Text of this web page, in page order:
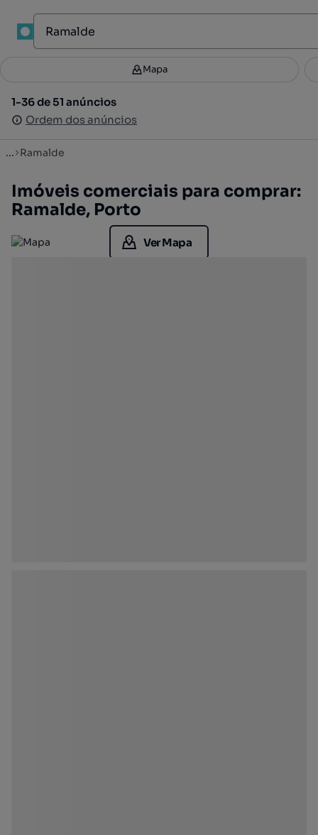
Filtros 2
1-36 de 51 anúncios
Ordem dos anúncios
Mapa
1-36 de 51 anúncios
Ordem dos anúncios
... Ramalde
Imóveis comerciais para comprar:
Ramalde, Porto
Ver Mapa